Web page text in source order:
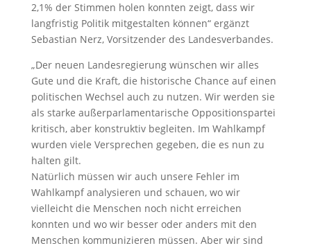
2,1% der Stimmen holen konnten zeigt, dass wir
langfristig Politik mitgestalten können“ ergänzt
Sebastian Nerz, Vorsitzender des Landesverbandes.
„Der neuen Landesregierung wünschen wir alles
Gute und die Kraft, die historische Chance auf einen
politischen Wechsel auch zu nutzen. Wir werden sie
als starke außerparlamentarische Oppositionspartei
kritisch, aber konstruktiv begleiten. Im Wahlkampf
wurden viele Versprechen gegeben, die es nun zu
halten gilt.
Natürlich müssen wir auch unsere Fehler im
Wahlkampf analysieren und schauen, wo wir
vielleicht die Menschen noch nicht erreichen
konnten und wo wir besser oder anders mit den
Menschen kommunizieren müssen. Aber wir sind